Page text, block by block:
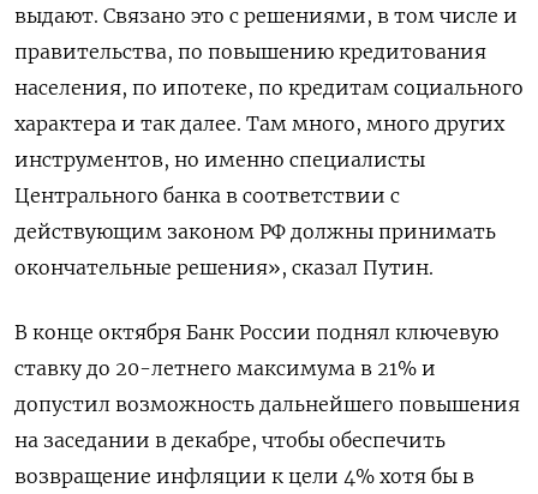
выдают. Связано это с решениями, в том числе и
правительства, по повышению кредитования
населения, по ипотеке, по кредитам социального
характера и так далее. Там много, много других
инструментов, но именно специалисты
Центрального банка в соответствии с
действующим законом РФ должны принимать
окончательные решения», сказал Путин.
В конце октября Банк России поднял ключевую
ставку до 20-летнего максимума в 21% и
допустил возможность дальнейшего повышения
на заседании в декабре, чтобы обеспечить
возвращение инфляции к цели 4% хотя бы в